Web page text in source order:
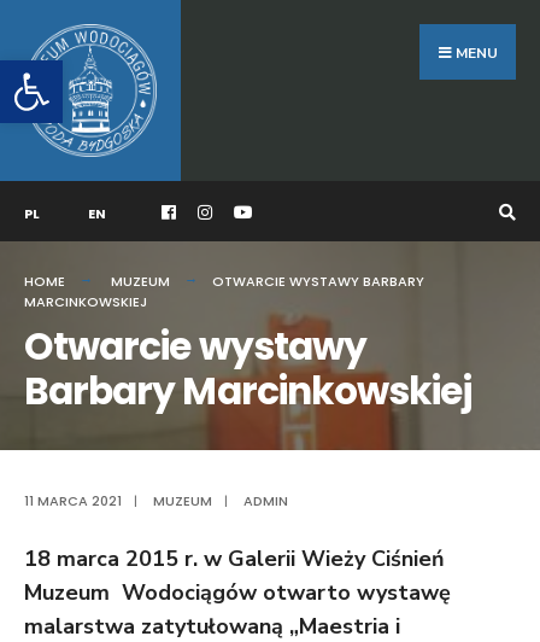
Otwórz pasek narzędzi
to
content
MENU
PL EN
HOME MUZEUM
OTWARCIE WYSTAWY BARBARY
MARCINKOWSKIEJ
Otwarcie wystawy
Barbary Marcinkowskiej
11 MARCA 2021 | MUZEUM | ADMIN
18 marca 2015 r. w Galerii Wieży Ciśnień
Muzeum Wodociągów otwarto wystawę
malarstwa zatytułowaną „Maestria i
for: